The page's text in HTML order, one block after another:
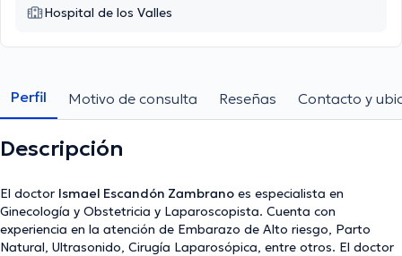
Hospital de los Valles
Perfil Motivo de consulta Reseñas Contacto y
Descripción
El doctor Ismael Escandón Zambrano es especialista en
Ginecología y Obstetricia y Laparoscopista. Cuenta con
experiencia en la atención de Embarazo de Alto riesgo, Parto
Natural, Ultrasonido, Cirugía Laparosópica, entre otros. El doctor